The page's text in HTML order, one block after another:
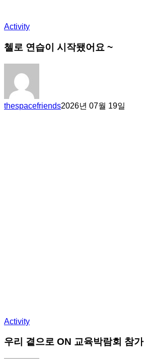
Activity
첼로 연습이 시작됐어요 ~
thespacefriends2026년 07월 19일
Activity
우리 곁으로 ON 교육박람회 참가